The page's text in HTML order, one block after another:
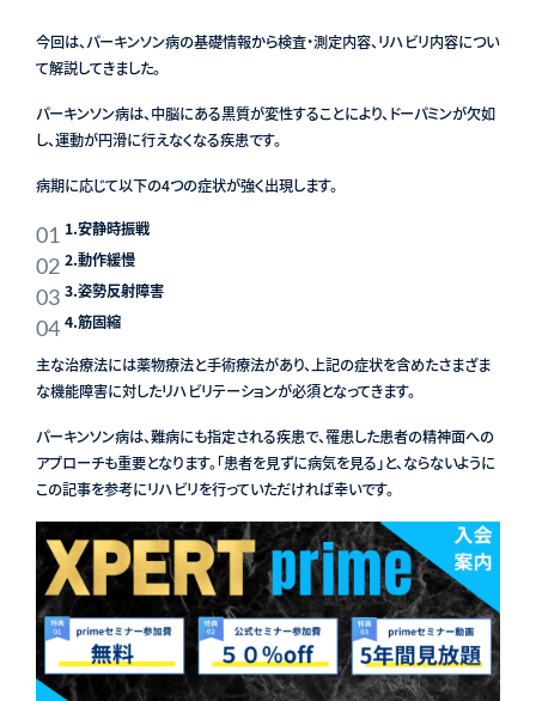
今回は、パーキンソン病の基礎情報から検査・測定内容、リハビリ内容につい
て解説してきました。
パーキンソン病は、中脳にある黒質が変性することにより、ドーパミンが欠如
し、運動が円滑に行えなくなる疾患です。
病期に応じて以下の4つの症状が強く出現します。
1.安静時振戦
2.動作緩慢
3.姿勢反射障害
4.筋固縮
主な治療法には薬物療法と手術療法があり、上記の症状を含めたさまざま
な機能障害に対したリハビリテーションが必須となってきます。
パーキンソン病は、難病にも指定される疾患で、罹患した患者の精神面への
アプローチも重要となります。「患者を見ずに病気を見る」と、ならないように
この記事を参考にリハビリを行っていただければ幸いです。